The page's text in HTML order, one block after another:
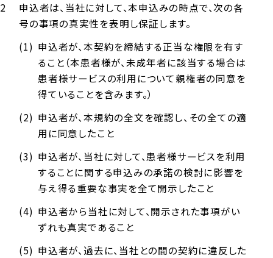
申込者は、当社に対して、本申込みの時点で、次の各
号の事項の真実性を表明し保証します。
申込者が、本契約を締結する正当な権限を有す
ること（本患者様が、未成年者に該当する場合は
患者様サービスの利用について親権者の同意を
得ていることを含みます。）
申込者が、本規約の全文を確認し、その全ての適
用に同意したこと
申込者が、当社に対して、患者様サービスを利用
することに関する申込みの承諾の検討に影響を
与え得る重要な事実を全て開示したこと
申込者から当社に対して、開示された事項がい
ずれも真実であること
申込者が、過去に、当社との間の契約に違反した